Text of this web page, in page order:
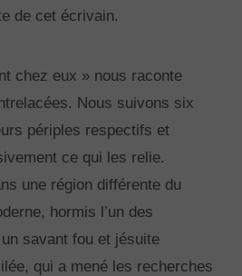
de cet écrivain.
chez eux » nous raconte
Nous suivons six
périples respectifs et
ce qui les relie.
une région différente du
hormis l’un des
savant fou et jésuite
qui a mené les recherches